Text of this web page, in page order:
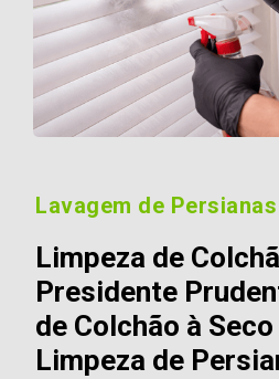
Lavagem de
Limpeza de
Presidente
de Colchão à
Limpeza de